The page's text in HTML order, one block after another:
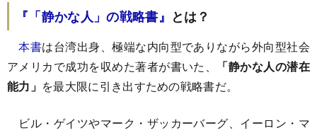
『「静かな人」の戦略書』 とは？
本書は台湾出身、極端な内向型でありながら外向型社会
アメリカで成功を収めた著者が書いた、
「静かな人の潜在
能力」 を最大限に引き出すための戦略書だ。
ビル・ゲイツやマーク・ザッカーバーグ、イーロン・マ